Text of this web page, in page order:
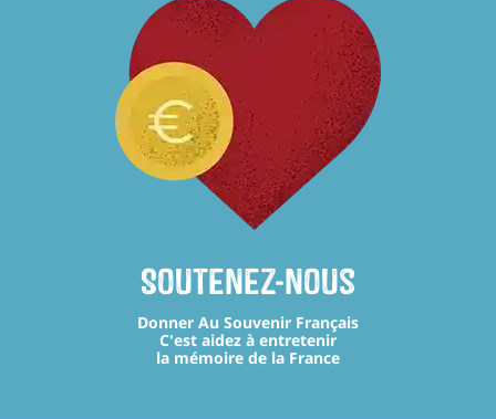
Soutenez-nous
Donner Au Souvenir Français
C'est aidez à entretenir
la mémoire de la France